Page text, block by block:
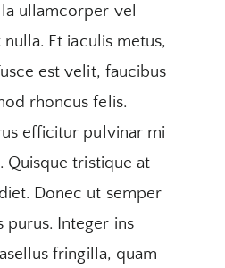
ullamcorper vel
Et iaculis metus,
est velit, faucibus
rhoncus felis.
efficitur pulvinar mi
tristique at
Donec ut semper
purus. Integer ins
fringilla, quam